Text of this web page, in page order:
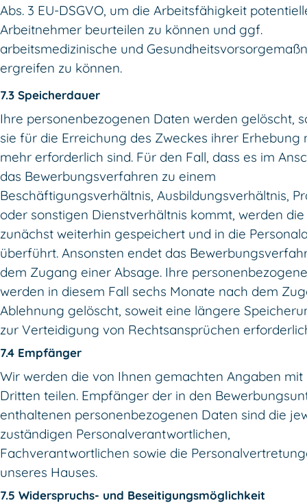
Abs. 3 EU-DSGVO, um die Arbeitsfähigkeit
Arbeitnehmer beurteilen zu können und ggf.
arbeitsmedizinische und
ergreifen zu können.
7.3 Speicherdauer
Ihre personenbezogenen Daten werden gelöscht,
sie für die Erreichung des Zweckes ihrer Erhebung
mehr erforderlich sind. Für den Fall, dass es im
das Bewerbungsverfahren zu einem
Beschäftigungsverhältnis, Ausbildungsverhältnis,
oder sonstigen Dienstverhältnis kommt, werden
zunächst weiterhin gespeichert und in die
überführt. Ansonsten endet das
dem Zugang einer Absage. Ihre
werden in diesem Fall sechs Monate nach dem
Ablehnung gelöscht, soweit eine längere
zur Verteidigung von Rechtsansprüchen
7.4 Empfänger
Wir werden die von Ihnen gemachten Angaben mit
Dritten teilen. Empfänger der in den
enthaltenen personenbezogenen Daten sind die
zuständigen Personalverantwortlichen,
Fachverantwortlichen sowie die
unseres Hauses.
7.5 Widerspruchs- und Beseitigungsmöglichkeit